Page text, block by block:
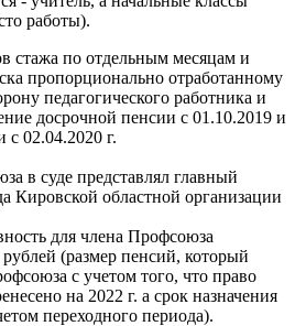
работы).
стажа по отдельным месяцам и
пропорционально отработанному
педагогического работника и
досрочной пенсии с 01.10.2019 и
с 02.04.2020 г.
в суде представлял главный
Кировской областной организации
для члена Профсоюза
(размер пенсий, который
с учетом того, что право
на 2022 г. а срок назначения
переходного периода).